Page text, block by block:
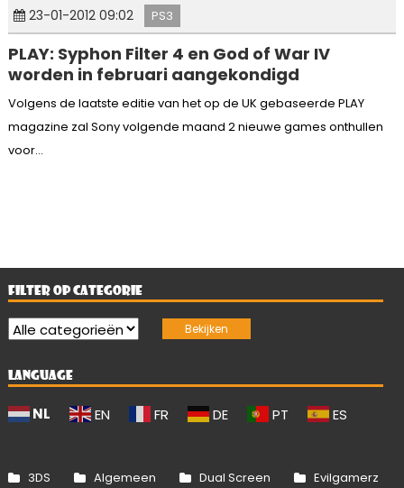
23-01-2012 09:02 PS3
PLAY: Syphon Filter 4 en God of War IV
worden in februari aangekondigd
Volgens de laatste editie van het op de UK gebaseerde PLAY
magazine zal Sony volgende maand 2 nieuwe games onthullen
voor...
FILTER OP CATEGORIE
LANGUAGE
NL EN FR DE PT ES
3DS Algemeen Dual Screen Evilgamerz